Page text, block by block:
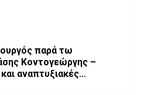
παρά τω
Κοντογεώργης –
αναπτυξιακές